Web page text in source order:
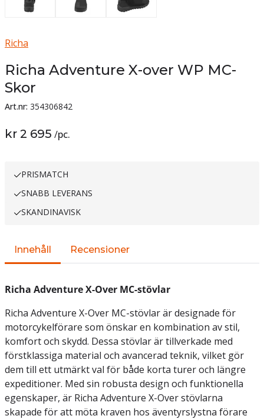
Richa
Richa Adventure X-over WP MC-
Skor
Art.nr: 354306842
kr 2 695 /pc.
PRISMATCH
SNABB LEVERANS
SKANDINAVISK
Innehåll Recensioner
Richa Adventure X-Over MC-stövlar
Richa Adventure X-Over MC-stövlar är designade för
motorcykelförare som önskar en kombination av stil,
komfort och skydd. Dessa stövlar är tillverkade med
förstklassiga material och avancerad teknik, vilket gör
dem till ett utmärkt val för både korta turer och längre
expeditioner. Med sin robusta design och funktionella
egenskaper, är Richa Adventure X-Over stövlarna
skapade för att möta kraven hos äventyrslystna förare